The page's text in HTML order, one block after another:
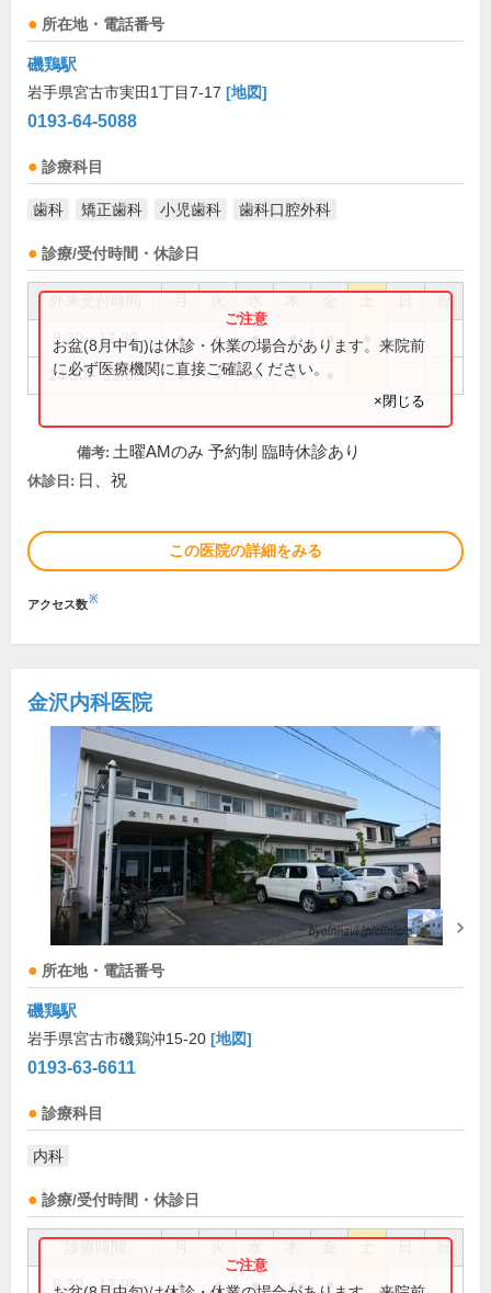
所在地・電話番号
磯鶏駅
岩手県宮古市実田1丁目7-17 [地図]
0193-64-5088
診療科目
歯科 矯正歯科 小児歯科 歯科口腔外科
診療/受付時間・休診日
祝
9:30～12:30 ● ● ● ● ●
14:30～19:00 ● ● ● ●
お盆(8月中旬)は休診・休業の場合があります。来院前
に必ず医療機関に直接ご確認ください。
×閉じる
備考: 土曜AMのみ 予約制 臨時休診あり
休診日: 日、祝
この医院の詳細をみる
アクセス数※
金沢内科医院
所在地・電話番号
磯鶏駅
岩手県宮古市磯鶏沖15-20 [地図]
0193-63-6611
診療科目
内科
診療/受付時間・休診日
祝
8:30～12:00 ● ● ● ● ●